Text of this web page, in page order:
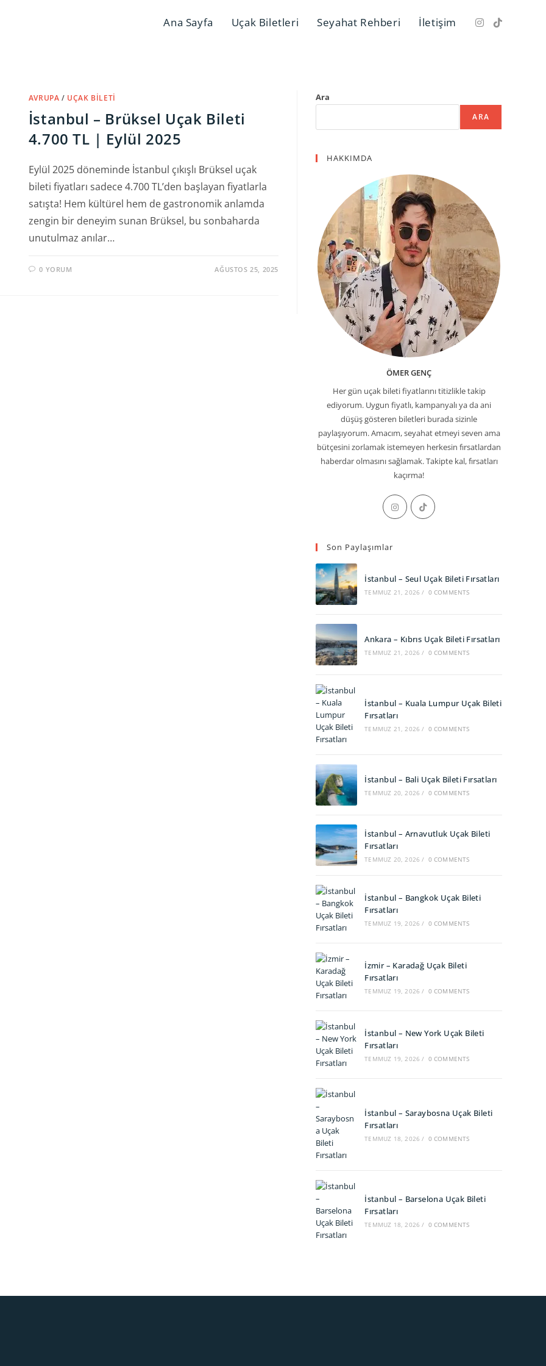
Ana Sayfa Uçak Biletleri Seyahat Rehberi İletişim
AVRUPA / UÇAK BILETI
İstanbul – Brüksel Uçak Bileti
4.700 TL | Eylül 2025
Eylül 2025 döneminde İstanbul çıkışlı Brüksel uçak
bileti fiyatları sadece 4.700 TL’den başlayan fiyatlarla
satışta! Hem kültürel hem de gastronomik anlamda
zengin bir deneyim sunan Brüksel, bu sonbaharda
unutulmaz anılar…
0 YORUM AĞUSTOS 25, 2025
Ara
ARA
HAKKIMDA
ÖMER GENÇ
Her gün uçak bileti fiyatlarını titizlikle takip
ediyorum. Uygun fiyatlı, kampanyalı ya da ani
düşüş gösteren biletleri burada sizinle
paylaşıyorum. Amacım, seyahat etmeyi seven ama
bütçesini zorlamak istemeyen herkesin fırsatlardan
haberdar olmasını sağlamak. Takipte kal, fırsatları
kaçırma!
Opens
in
Opens
Son Paylaşımlar
İstanbul – Seul Uçak Bileti Fırsatları
TEMMUZ 21, 2026 / 0 COMMENTS
Ankara – Kıbrıs Uçak Bileti Fırsatları
TEMMUZ 21, 2026 / 0 COMMENTS
İstanbul – Kuala Lumpur Uçak Bileti
Fırsatları
TEMMUZ 21, 2026 / 0 COMMENTS
İstanbul – Bali Uçak Bileti Fırsatları
TEMMUZ 20, 2026 / 0 COMMENTS
İstanbul – Arnavutluk Uçak Bileti
Fırsatları
TEMMUZ 20, 2026 / 0 COMMENTS
İstanbul – Bangkok Uçak Bileti
Fırsatları
TEMMUZ 19, 2026 / 0 COMMENTS
İzmir – Karadağ Uçak Bileti
Fırsatları
TEMMUZ 19, 2026 / 0 COMMENTS
İstanbul – New York Uçak Bileti
Fırsatları
TEMMUZ 19, 2026 / 0 COMMENTS
İstanbul – Saraybosna Uçak Bileti
Fırsatları
TEMMUZ 18, 2026 / 0 COMMENTS
İstanbul – Barselona Uçak Bileti
Fırsatları
TEMMUZ 18, 2026 / 0 COMMENTS